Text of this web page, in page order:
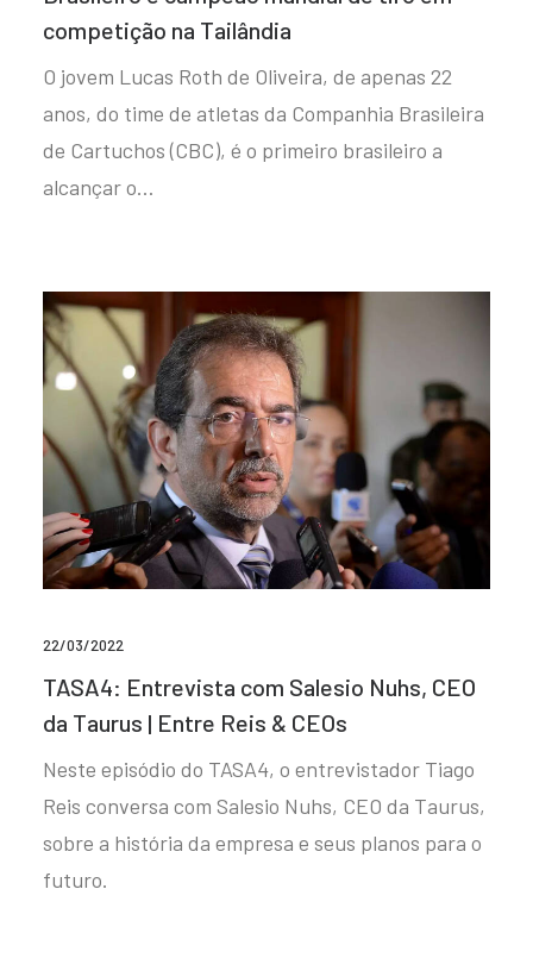
competição na Tailândia
O jovem Lucas Roth de Oliveira, de apenas 22
anos, do time de atletas da Companhia Brasileira
de Cartuchos (CBC), é o primeiro brasileiro a
alcançar o…
22/03/2022
TASA4: Entrevista com Salesio Nuhs, CEO
da Taurus | Entre Reis & CEOs
Neste episódio do TASA4, o entrevistador Tiago
Reis conversa com Salesio Nuhs, CEO da Taurus,
sobre a história da empresa e seus planos para o
futuro.